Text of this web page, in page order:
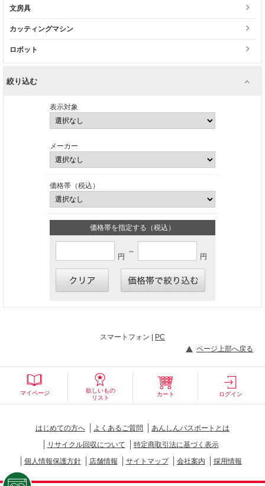
文房具
カッティングマシン
ロボット
絞り込む
表示対象
メーカー
価格帯（税込）
価格帯を指定する（税込）
円
～
円
スマートフォン |
PC
ページ上部へ戻る
マイページ
欲しいもの
リスト
カート ログイン
はじめての方へ よくあるご質問
あんしんパスポートとは
リサイクル回収について
特定商取引法に基づく表示
個人情報保護方針
店舗情報 サイトマップ 会社案内 採用情報